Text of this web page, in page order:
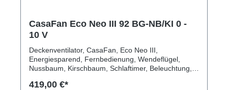
CasaFan Eco Neo III 92 BG-NB/KI 0 -
10 V
Deckenventilator, CasaFan, Eco Neo III,
Energiesparend, Fernbedienung, Wendeflügel,
Nussbaum, Kirschbaum, Schlaftimer, Beleuchtung,
419,00 €*